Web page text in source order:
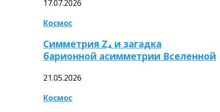
17.07.2026
Космос
Симметрия Z₄ и загадка
барионной асимметрии Вселенной
21.05.2026
Космос